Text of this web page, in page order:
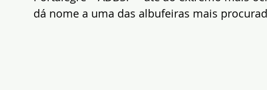
dá nome a uma das albufeiras mais